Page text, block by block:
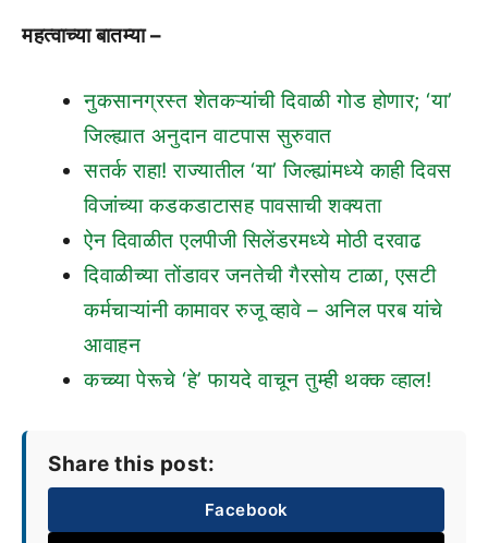
महत्वाच्या बातम्या –
नुकसानग्रस्त शेतकऱ्यांची दिवाळी गोड होणार; ‘या’
जिल्ह्यात अनुदान वाटपास सुरुवात
सतर्क राहा! राज्यातील ‘या’ जिल्ह्यांमध्ये काही दिवस
विजांच्या कडकडाटासह पावसाची शक्यता
ऐन दिवाळीत एलपीजी सिलेंडरमध्ये मोठी दरवाढ
दिवाळीच्या तोंडावर जनतेची गैरसोय टाळा, एसटी
कर्मचाऱ्यांनी कामावर रुजू व्हावे – अनिल परब यांचे
आवाहन
कच्च्या पेरूचे ‘हे’ फायदे वाचून तुम्ही थक्क व्हाल!
Share this post:
Facebook